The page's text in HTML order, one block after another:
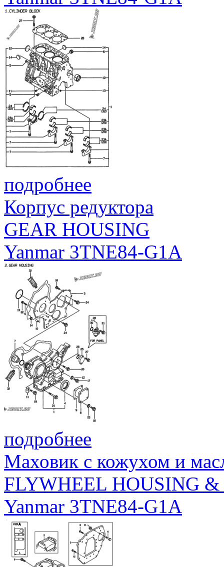
подробнее
Корпус редуктора
GEAR HOUSING
Yanmar 3TNE84-G1A
подробнее
Маховик с кожухом и
FLYWHEEL HOUSING
Yanmar 3TNE84-G1A